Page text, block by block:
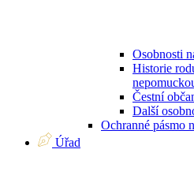
Osobnosti
Historie
Čestní
Další
Ochranné pásmo
Úřad